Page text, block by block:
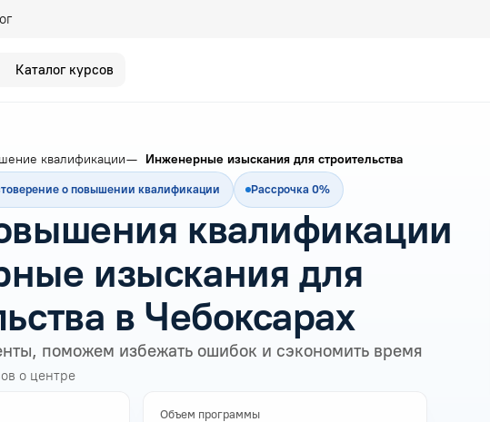
Каталог курсов
квалификации Инженерные изыскания для строительства
о повышении квалификации Рассрочка 0%
квалификации
изыскания для
в Чебоксарах
поможем избежать ошибок и сэкономить время
о центре
Объем программы